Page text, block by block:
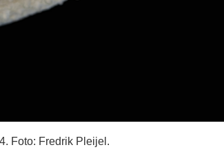
Foto: Fredrik Pleijel.